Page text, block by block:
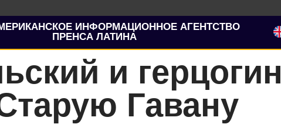
ИНФОРМАЦИОННОЕ АГЕНТСТВО
ПРЕНСА ЛАТИНА
и
Гавану